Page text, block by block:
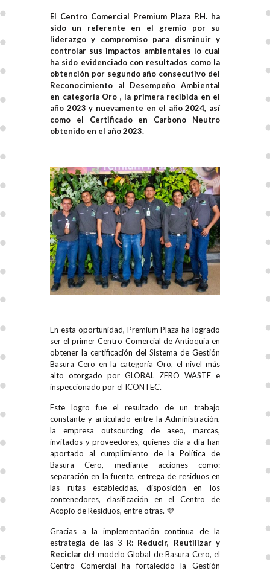
El Centro Comercial Premium Plaza P.H. ha
sido un referente en el gremio por su
liderazgo y compromiso para disminuir y
controlar sus impactos ambientales lo cual
ha sido evidenciado con resultados como la
obtención por segundo año consecutivo del
Reconocimiento al Desempeño Ambiental
en categoría Oro , la primera recibida en el
año 2023 y nuevamente en el año 2024, así
como el Certificado en Carbono Neutro
obtenido en el año 2023.
En esta oportunidad, Premium Plaza ha logrado
ser el primer Centro Comercial de Antioquia en
obtener la certificación del Sistema de Gestión
Basura Cero en la categoría Oro, el nivel más
alto otorgado por GLOBAL ZERO WASTE e
inspeccionado por el ICONTEC.
Este logro fue el resultado de un trabajo
constante y articulado entre la Administración,
la empresa outsourcing de aseo, marcas,
invitados y proveedores, quienes día a día han
aportado al cumplimiento de la Política de
Basura Cero, mediante acciones como:
separación en la fuente, entrega de residuos en
las rutas establecidas, disposición en los
contenedores, clasificación en el Centro de
Acopio de Residuos, entre otras. 💜
Gracias a la implementación continua de la
estrategia de las 3 R: Reducir, Reutilizar y
Reciclar del modelo Global de Basura Cero, el
Centro Comercial ha fortalecido la Gestión